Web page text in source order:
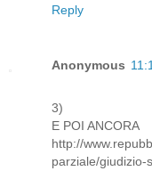
Reply
Anonymous
3)
E POI ANCORA
http://
parziale/giudizio-